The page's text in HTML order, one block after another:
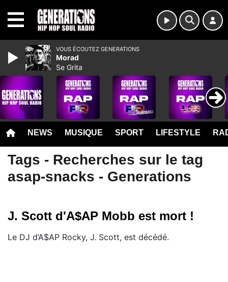
NEWS MUSIQUE SPORT LIFESTYLE
Tags - Recherches sur le tag
asap-snacks - Generations
J. Scott d'A$AP Mobb est mort !
Le DJ d’A$AP Rocky, J. Scott, est décédé.
VOUS ÉCOUTEZ GENERATIONS
Morad
Se Grita